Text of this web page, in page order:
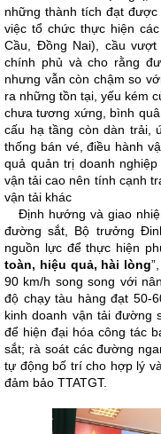
những thành tích đạt
việc tổ chức thực hiện
Cầu, Đồng Nai), cầu
chính phủ và cho rằng
nhưng vẫn còn chậm so
ra những tồn tại, yếu kém
chưa tương xứng, bình
cấu hạ tầng còn dàn trải,
thống bán vé, điều hành
quả quản trị doanh
vận tải cao nên tính cạnh
vận tải khác
Định hướng và giao
đường sắt, Bộ trưởng
nguồn lực để thực hiện
toàn, hiệu quả, hài lòng
90 km/h song song với
độ chạy tàu hàng đạt 50-
kinh doanh vận tải đường
để hiện đại hóa công tác
sắt; rà soát các đường
tự động bố trí cho hợp lý
đảm bảo TTATGT.